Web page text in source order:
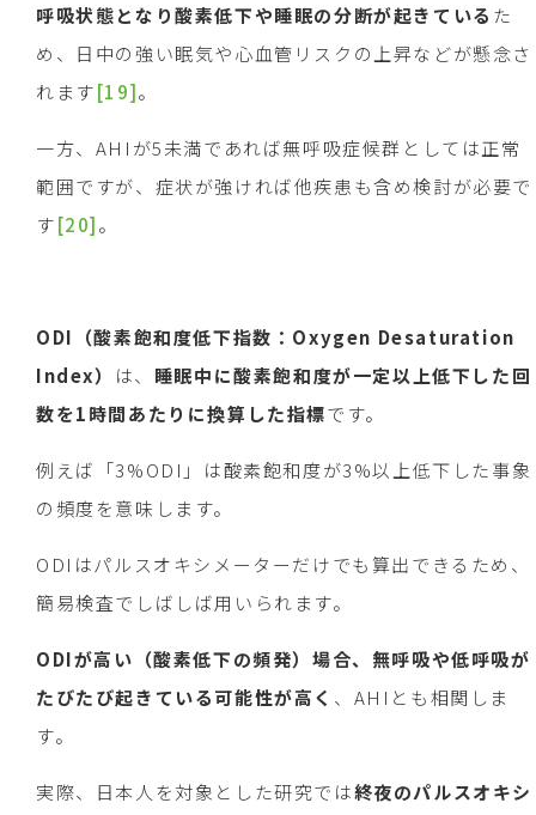
呼吸状態となり酸素低下や睡眠の分断が起きている た
め、日中の強い眠気や心血管リスクの上昇などが懸念さ
れます[19]。
一方、AHIが5未満であれば無呼吸症候群としては正常
範囲ですが、症状が強ければ他疾患も含め検討が必要で
す[20]。
ODI （酸素飽和度低下指数： Oxygen Desaturation
Index） は、 睡眠中に酸素飽和度が一定以上低下した回
数を1時間あたりに換算した指標です。
例えば「3%ODI」は酸素飽和度が3%以上低下した事象
の頻度を意味します。
ODIはパルスオキシメーターだけでも算出できるため、
簡易検査でしばしば用いられます。
ODIが高い（酸素低下の頻発）場合、無呼吸や低呼吸が
たびたび起きている可能性が高く 、AHIとも相関しま
す。
実際、日本人を対象とした研究では終夜のパルスオキシ